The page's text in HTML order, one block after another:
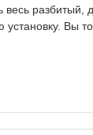
разбитый,
Вы